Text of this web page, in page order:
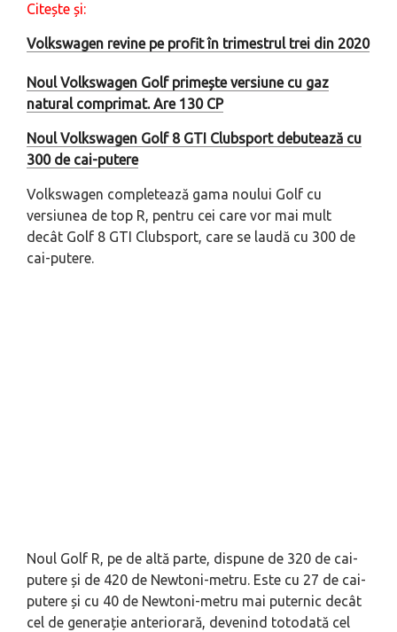
Citește și:
Volkswagen revine pe profit în trimestrul trei din 2020
Noul Volkswagen Golf primește versiune cu gaz
natural comprimat. Are 130 CP
Noul Volkswagen Golf 8 GTI Clubsport debutează cu
300 de cai-putere
Volkswagen completează gama noului Golf cu
versiunea de top R, pentru cei care vor mai mult
decât Golf 8 GTI Clubsport, care se laudă cu 300 de
cai-putere.
Noul Golf R, pe de altă parte, dispune de 320 de cai-
putere și de 420 de Newtoni-metru. Este cu 27 de cai-
putere și cu 40 de Newtoni-metru mai puternic decât
cel de generație anteriorară, devenind totodată cel